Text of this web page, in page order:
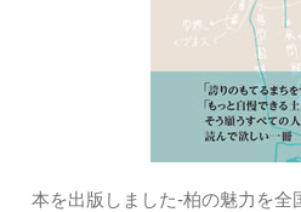
本を出版しました‐柏の魅力を全